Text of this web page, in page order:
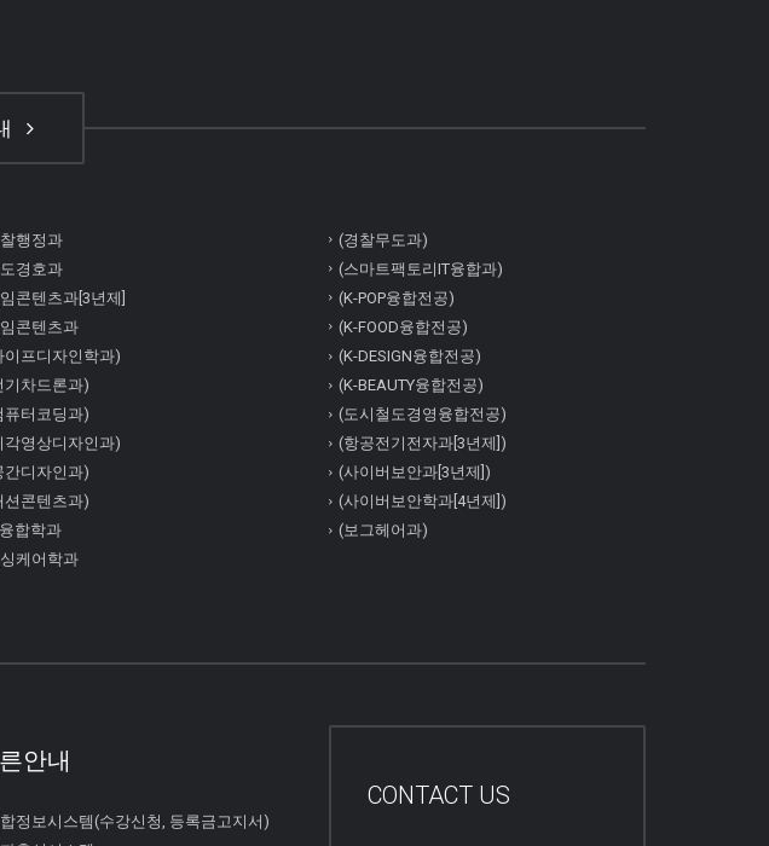
행정과
경호과
콘텐츠과[3년제]
콘텐츠과
이프디자인학과)
기차드론과)
퓨터코딩과)
각영상디자인과)
간디자인과)
션콘텐츠과)
합학과
케어학과
(경찰무도과)
(스마트팩토리IT융합과)
(K-POP융합전공)
(K-FOOD융합전공)
(K-DESIGN융합전공)
(K-BEAUTY융합전공)
(도시철도경영융합전공)
(항공전기전자과[3년제])
(사이버보안과[3년제])
(사이버보안학과[4년제])
(보그헤어과)
안내
정보시스템(수강신청, 등록금고지서)
CONTACT US